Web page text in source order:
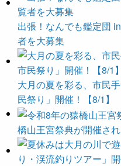
出張！なんでも鑑定団
者を大募集
大月の夏を彩る、市民
民祭り」開催！【8/1】
橋山王宮祭典が開催さ